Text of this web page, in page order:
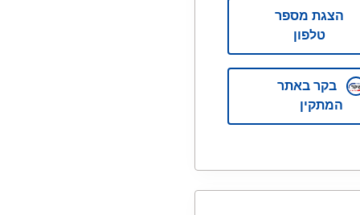
הצגת מספר
טלפון
בקר באתר
המתקין